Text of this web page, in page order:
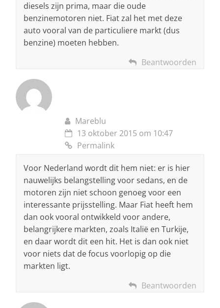
diesels zijn prima, maar die oude
benzinemotoren niet. Fiat zal het met deze
auto vooral van de particuliere markt (dus
benzine) moeten hebben.
Beantwoorden
Mareblu
13 oktober 2015 om 10:47
Permalink
Voor Nederland wordt dit hem niet: er is hier
nauwelijks belangstelling voor sedans, en de
motoren zijn niet schoon genoeg voor een
interessante prijsstelling. Maar Fiat heeft hem
dan ook vooral ontwikkeld voor andere,
belangrijkere markten, zoals Italië en Turkije,
en daar wordt dit een hit. Het is dan ook niet
voor niets dat de focus voorlopig op die
markten ligt.
Beantwoorden